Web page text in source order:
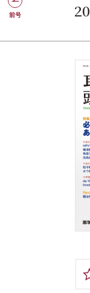
前号